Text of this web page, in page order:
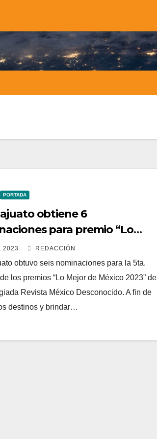
PORTADA
obtiene 6
para premio “Lo
México 2023”
2023 REDACCIÓN
obtuvo seis nominaciones para la 5ta.
los premios “Lo Mejor de México 2023” de
Revista México Desconocido. A fin de
destinos y brindar…